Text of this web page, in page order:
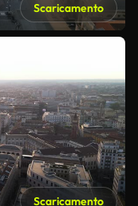
Scaricamento
Scaricamento